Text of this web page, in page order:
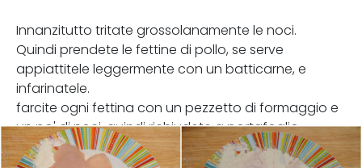
Innanzitutto tritate grossolanamente le noci.
Quindi prendete le fettine di pollo, se serve
appiattitele leggermente con un batticarne, e
infarinatele.
farcite ogni fettina con un pezzetto di formaggio e
un po' di noci, quindi richiudete a portafoglio.